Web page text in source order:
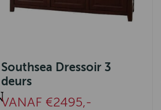
Southsea Dressoir 3
deurs
VANAF €2495,-